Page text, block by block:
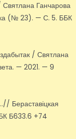
Ганчарова
(№ 23). — С. 5. ББК
/ Святлана
— 2021. — 9
Бераставіцкая
Б633.6 +74